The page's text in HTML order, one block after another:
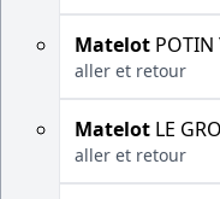
Matelot POTIN
aller et retour
Matelot LE
aller et retour